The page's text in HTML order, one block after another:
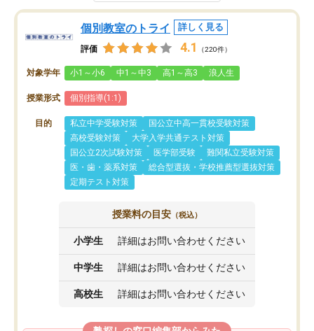
個別教室のトライ 詳しく見る
評価 4.1 （220件）
対象学年 小1～小6 中1～中3 高1～高3 浪人生
授業形式 個別指導(1:1)
目的 私立中学受験対策
国公立中高一貫校受験対策
高校受験対策
大学入学共通テスト対策
国公立2次試験対策
医学部受験
難関私立受験対策
医・歯・薬系対策
総合型選抜・学校推薦型選抜対策
定期テスト対策
授業料の目安 （税込）
小学生 詳細はお問い合わせください
中学生 詳細はお問い合わせください
高校生 詳細はお問い合わせください